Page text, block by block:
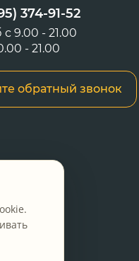
374-91-52
9.00 - 21.00
- 21.00
обратный звонок